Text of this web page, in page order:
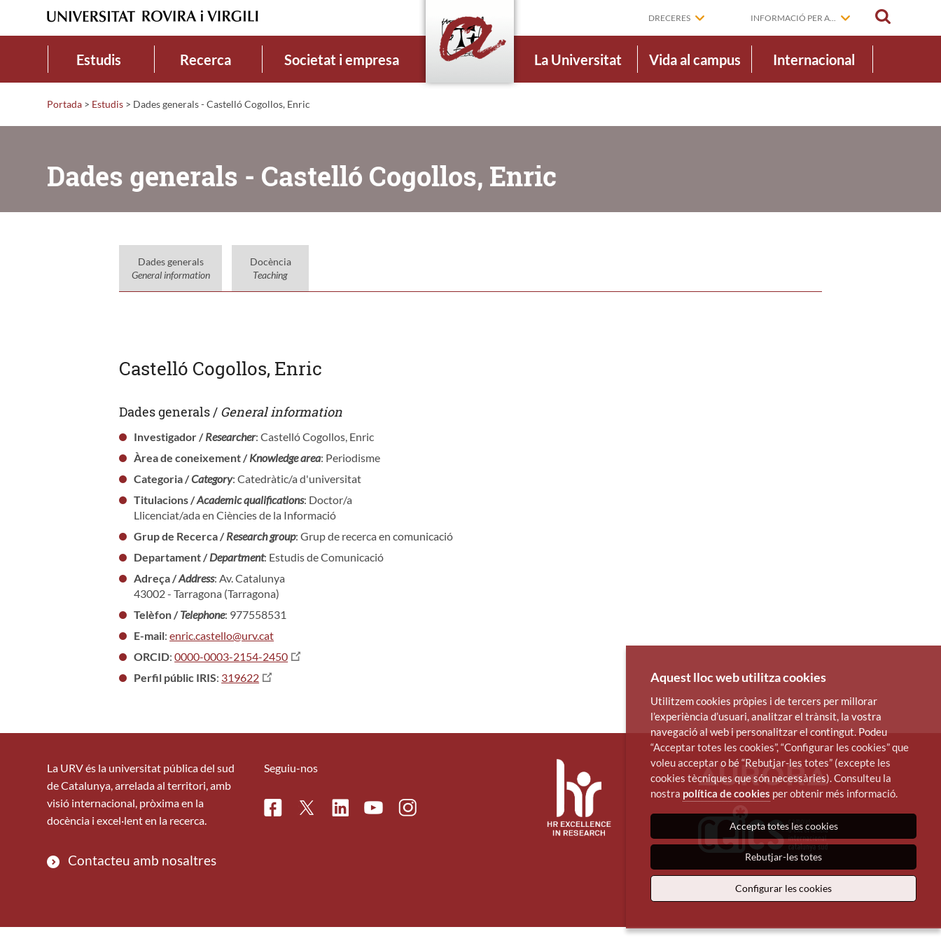
DRECERES INFORMACIÓ PER A...
Estudis Recerca Societat i empresa La Universitat Vida al campus Internacional
Portada > Estudis > Dades generals - Castelló Cogollos, Enric
Dades generals - Castelló Cogollos, Enric
Dades generals
General information
Docència
Teaching
Castelló Cogollos, Enric
Dades generals / General information
Investigador /Researcher: Castelló Cogollos, Enric
Àrea de coneixement /Knowledge area: Periodisme
Categoria /Category: Catedràtic/a d'universitat
Titulacions /Academic qualifications: Doctor/a
Llicenciat/ada en Ciències de la Informació
Grup de Recerca /Research group: Grup de recerca en comunicació
Departament /Department: Estudis de Comunicació
Adreça /Address: Av. Catalunya
43002 - Tarragona (Tarragona)
Telèfon /Telephone: 977558531
E-mail:enric.castello@urv.cat
ORCID:0000-0003-2154-2450
Perfil públic IRIS: 319622
La URV és la universitat pública del sud
de Catalunya, arrelada al territori, amb
visió internacional, pròxima en la
docència i excel·lent en la recerca.
Contacteu amb nosaltres
Seguiu-nos
FacebookTwitterLinkedinYoutubeInstagram
Aquest lloc web utilitza cookies
Utilitzem cookies pròpies i de tercers per millorar
l’experiència d’usuari, analitzar el trànsit, la vostra
navegació al web i personalitzar el contingut. Podeu
“Acceptar totes les cookies”, “Configurar les cookies” que
voleu acceptar o bé “Rebutjar-les totes” (excepte les
cookies tècniques que són necessàries). Consulteu la
nostra política de cookies per obtenir més informació.
Accepta totes les cookies
Rebutjar-les totes
Configurar les cookies